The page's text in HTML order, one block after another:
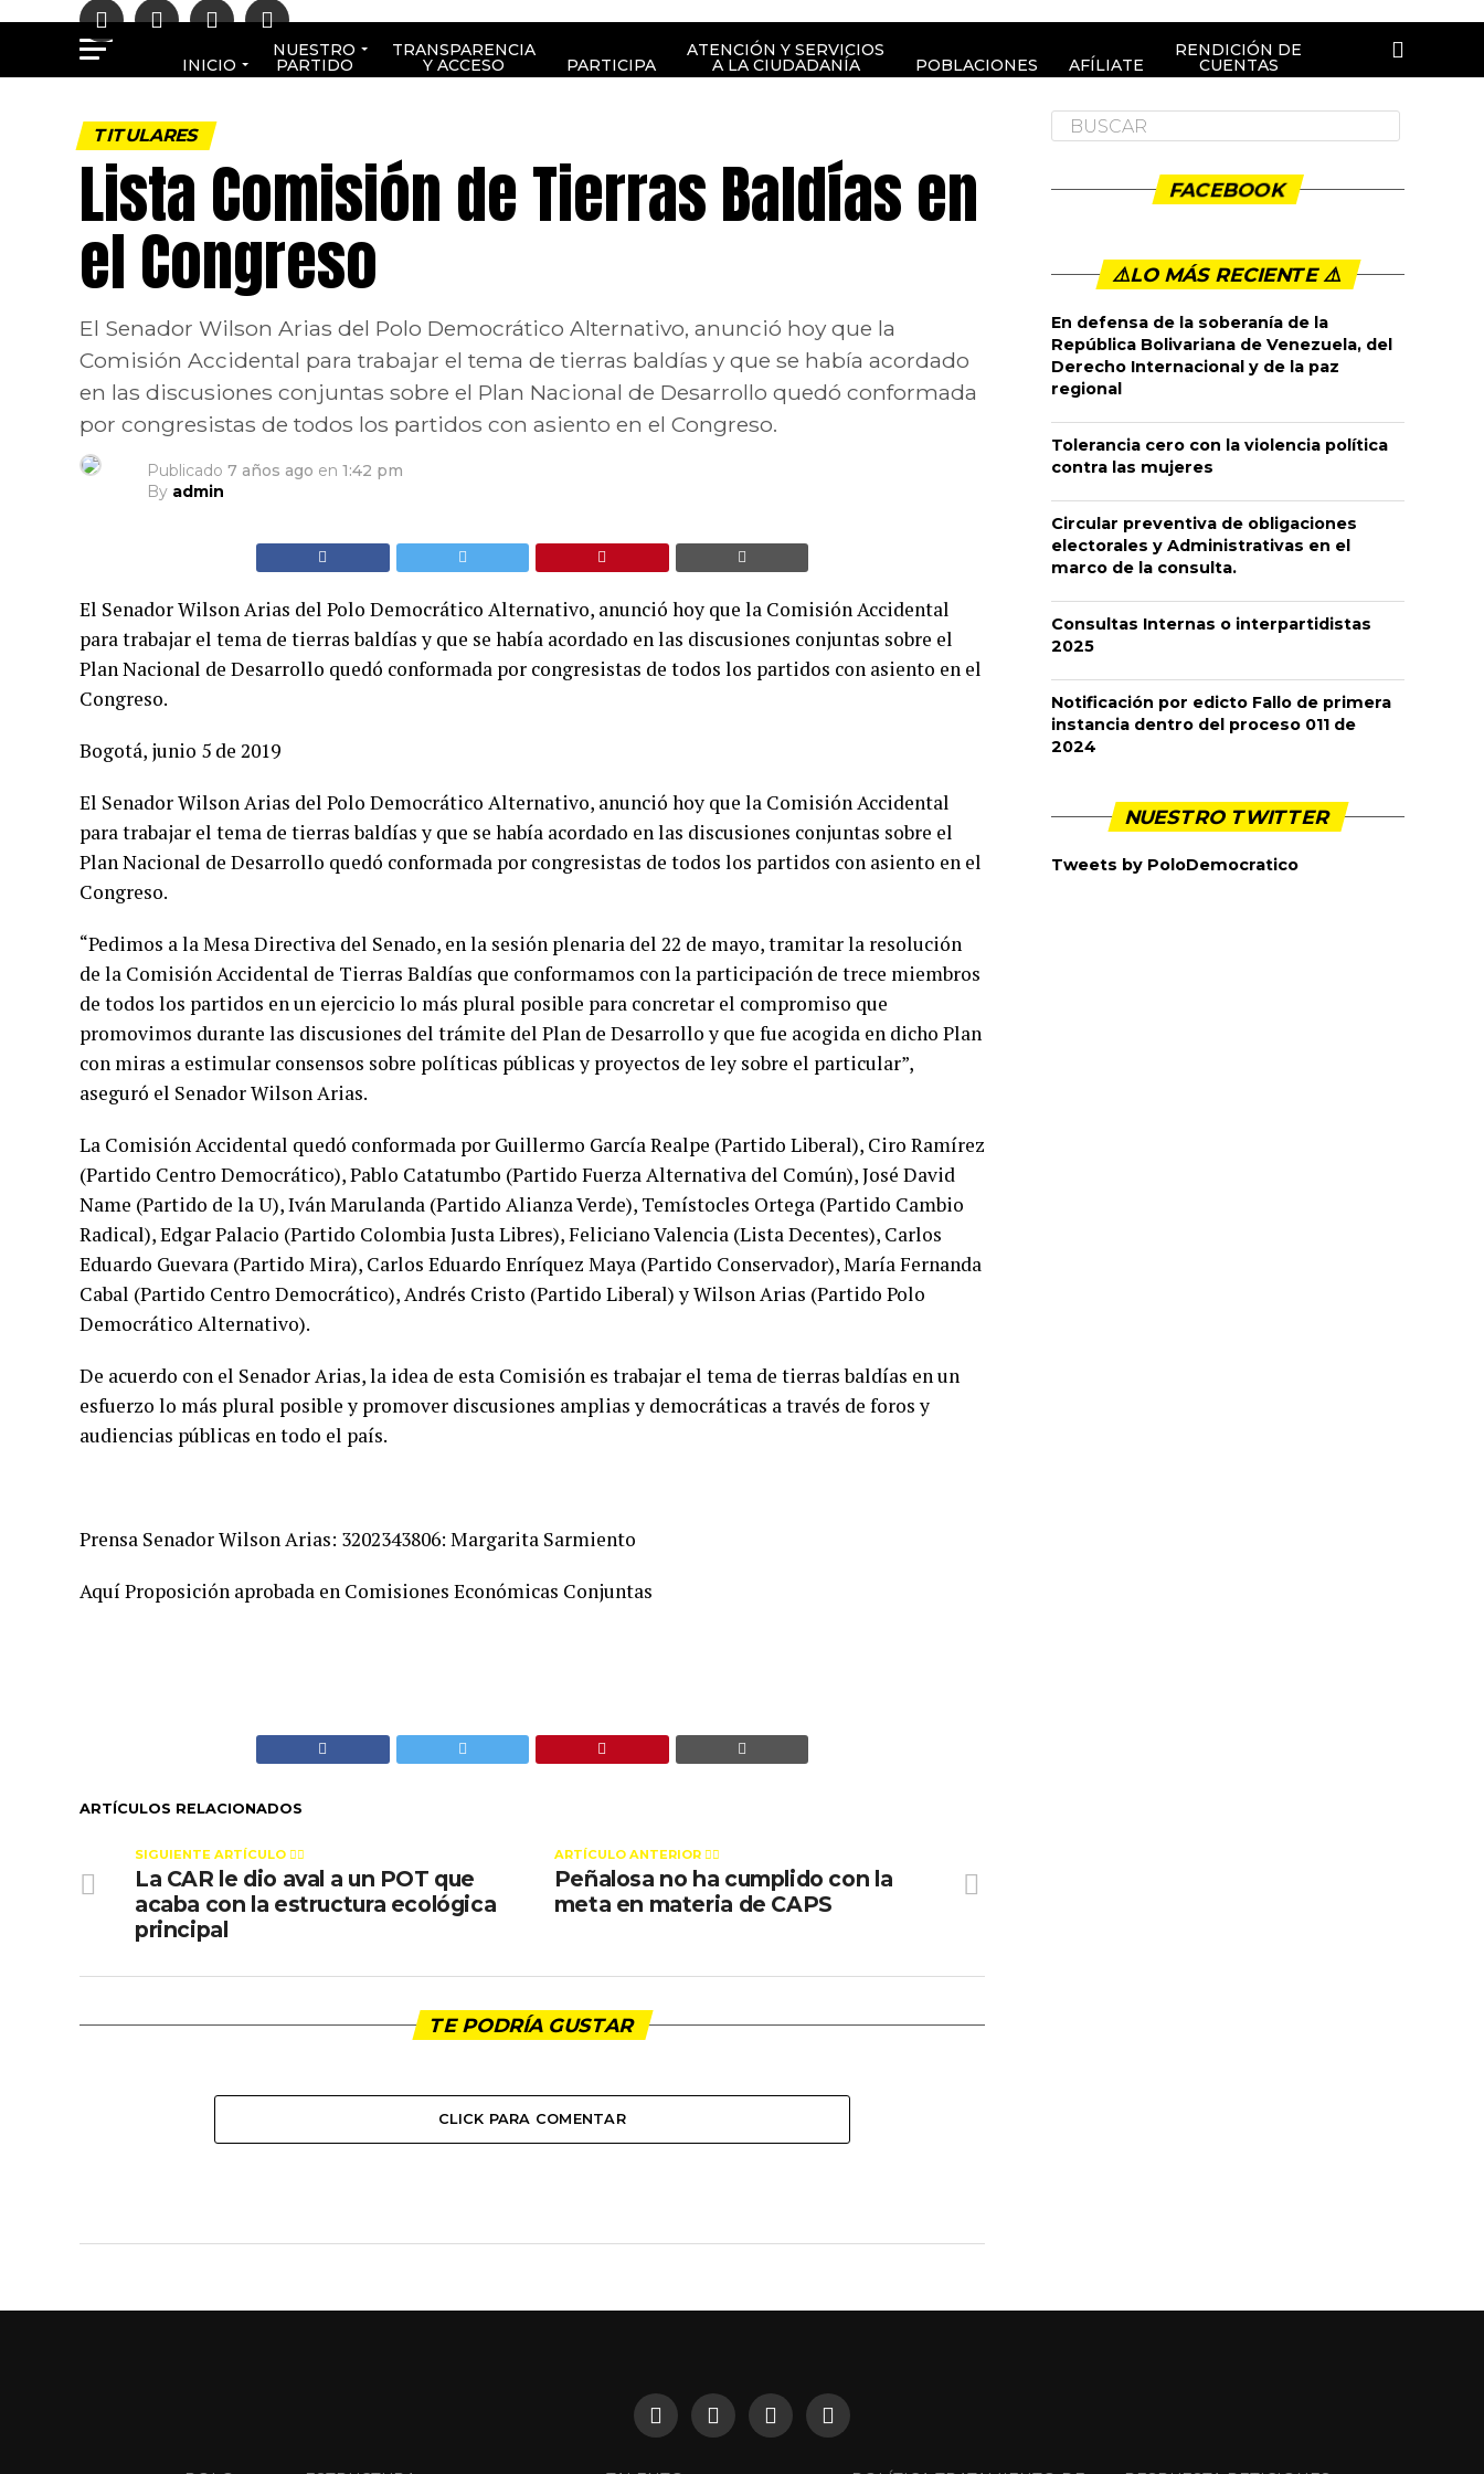
INICIO
NUESTRO
PARTIDO
TRANSPARENCIA
Y ACCESO PARTICIPA
ATENCIÓN Y SERVICIOS
A LA CIUDADANÍA POBLACIONES AFÍLIATE
RENDICIÓN DE
CUENTAS
TITULARES
Lista Comisión de Tierras Baldías en
el Congreso
El Senador Wilson Arias del Polo Democrático Alternativo, anunció hoy que la
Comisión Accidental para trabajar el tema de tierras baldías y que se había acordado
en las discusiones conjuntas sobre el Plan Nacional de Desarrollo quedó conformada
por congresistas de todos los partidos con asiento en el Congreso.
Publicado 7 años ago en 1:42 pm
By admin
El Senador Wilson Arias del Polo Democrático Alternativo, anunció hoy que la Comisión Accidental
para trabajar el tema de tierras baldías y que se había acordado en las discusiones conjuntas sobre el
Plan Nacional de Desarrollo quedó conformada por congresistas de todos los partidos con asiento en el
Congreso.
Bogotá, junio 5 de 2019
El Senador Wilson Arias del Polo Democrático Alternativo, anunció hoy que la Comisión Accidental
para trabajar el tema de tierras baldías y que se había acordado en las discusiones conjuntas sobre el
Plan Nacional de Desarrollo quedó conformada por congresistas de todos los partidos con asiento en el
Congreso.
“Pedimos a la Mesa Directiva del Senado, en la sesión plenaria del 22 de mayo, tramitar la resolución
de la Comisión Accidental de Tierras Baldías que conformamos con la participación de trece miembros
de todos los partidos en un ejercicio lo más plural posible para concretar el compromiso que
promovimos durante las discusiones del trámite del Plan de Desarrollo y que fue acogida en dicho Plan
con miras a estimular consensos sobre políticas públicas y proyectos de ley sobre el particular”,
aseguró el Senador Wilson Arias.
La Comisión Accidental quedó conformada por Guillermo García Realpe (Partido Liberal), Ciro Ramírez
(Partido Centro Democrático), Pablo Catatumbo (Partido Fuerza Alternativa del Común), José David
Name (Partido de la U), Iván Marulanda (Partido Alianza Verde), Temístocles Ortega (Partido Cambio
Radical), Edgar Palacio (Partido Colombia Justa Libres), Feliciano Valencia (Lista Decentes), Carlos
Eduardo Guevara (Partido Mira), Carlos Eduardo Enríquez Maya (Partido Conservador), María Fernanda
Cabal (Partido Centro Democrático), Andrés Cristo (Partido Liberal) y Wilson Arias (Partido Polo
Democrático Alternativo).
De acuerdo con el Senador Arias, la idea de esta Comisión es trabajar el tema de tierras baldías en un
esfuerzo lo más plural posible y promover discusiones amplias y democráticas a través de foros y
audiencias públicas en todo el país.
Prensa Senador Wilson Arias: 3202343806: Margarita Sarmiento
Aquí Proposición aprobada en Comisiones Económicas Conjuntas
ARTÍCULOS RELACIONADOS
ARTÍCULO ANTERIOR 👉🏻
Peñalosa no ha cumplido con la
meta en materia de CAPS
SIGUIENTE ARTÍCULO 👈🏻
La CAR le dio aval a un POT que
acaba con la estructura ecológica
principal
TE PODRÍA GUSTAR
CLICK PARA COMENTAR
FACEBOOK
⚠️LO MÁS RECIENTE ⚠️️
En defensa de la soberanía de la
República Bolivariana de Venezuela, del
Derecho Internacional y de la paz
regional
Tolerancia cero con la violencia política
contra las mujeres
Circular preventiva de obligaciones
electorales y Administrativas en el
marco de la consulta.
Consultas Internas o interpartidistas
2025
Notificación por edicto Fallo de primera
instancia dentro del proceso 011 de
2024
NUESTRO TWITTER
Tweets by PoloDemocratico